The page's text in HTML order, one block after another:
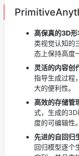
高保真的3D
类视觉认知的
态上保持高度
灵活的内容创
指导生成过程
大的便利性。
高效的存储管
式，生成的
度的可编辑性。
先进的自回归
回归模型逐个